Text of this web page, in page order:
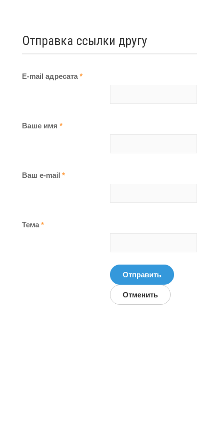
Отправка ссылки другу
E-mail адресата *
Ваше имя *
Ваш e-mail *
Тема *
Отправить
Отменить